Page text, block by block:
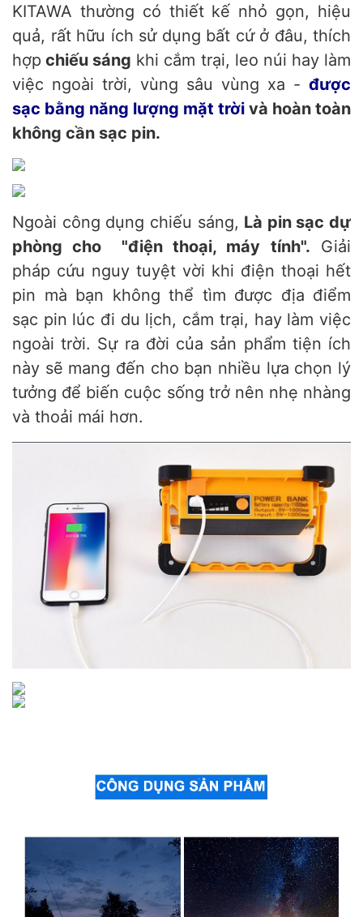
KITAWA thường có thiết kế nhỏ gọn, hiệu
quả, rất hữu ích sử dụng bất cứ ở đâu, thích
hợp chiếu sáng khi cắm trại, leo núi hay làm
việc ngoài trời, vùng sâu vùng xa - được
sạc bằng năng lượng mặt trời và hoàn toàn
không cần sạc pin.
Ngoài công dụng chiếu sáng, Là pin sạc dự
phòng cho "điện thoại, máy tính". Giải
pháp cứu nguy tuyệt vời khi điện thoại hết
pin mà bạn không thể tìm được địa điểm
sạc pin lúc đi du lịch, cắm trại, hay làm việc
ngoài trời. Sự ra đời của sản phẩm tiện ích
này sẽ mang đến cho bạn nhiều lựa chọn lý
tưởng để biến cuộc sống trở nên nhẹ nhàng
và thoải mái hơn.